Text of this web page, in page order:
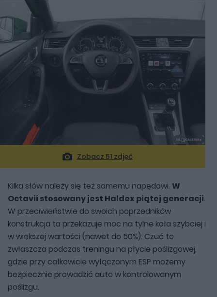
Zobacz 51 zdjęć
Kilka słów należy się też samemu napędowi. W
Octavii stosowany jest Haldex piątej generacji.
W przeciwieństwie do swoich poprzedników
konstrukcja ta przekazuje moc na tylne koła szybciej i
w większej wartości (nawet do 50%). Czuć to
zwłaszcza podczas treningu na płycie poślizgowej,
gdzie przy całkowicie wyłączonym ESP możemy
bezpiecznie prowadzić auto w kontrolowanym
poślizgu.